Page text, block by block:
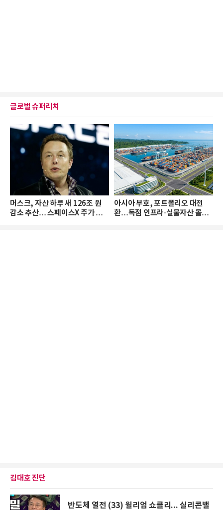
글로벌 슈퍼리치
머스크, 자산 하루 새 126조 원
감소 추산… 스페이스X 주가 하
아시아 부호, 포트폴리오 대전
환…독점 인프라·실물자산 몰린
김대호 진단
반도체 열전 (33) 윌리엄 쇼클리... 실리콘밸